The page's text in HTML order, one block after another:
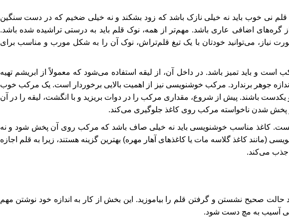
نی خوب باید نه خیلی نازک باشد که زود بشکند و نه خیلی ضخیم که در دست سنگین
گره‌های اضافی عاری باشد. مهم‌تر از همه، نوک قلم باید به درستی تراشیده شده باشد.
نیاز، می‌توانید خودتان با یک تیغ قلم‌تراش، نوک آن را به شکل مورب و مناسب برای
و باید تمیز باشد. در داخل آن، از لیقه استفاده می‌شود که معمولاً از ابریشم تهیه
جوهر برندارد. مرکب خوشنویسی نیز از اهمیت بالایی برخوردار است. یک مرکب خوب
باشند. پیش از شروع، مقداری مرکب را در دوات بریزید و با انگشت، لیقه را در آن
پخش شدن ناخواسته مرکب روی کاغذ جلوگیری می‌کند.
کاغذ مناسب خوشنویسی باید نه خیلی صاف باشد که مرکب روی آن پخش شود و نه
(مانند کاغذ گلاسه مات یا کاغذهای آهار مهره) بهترین گزینه هستند، زیرا به قلم اجازه
جذب می‌کند.
صحیح نشستن و گرفتن قلم را بیاموزید. این بخش از کار به اندازه خود نوشتن مهم
آسیب به مچ دست شود.